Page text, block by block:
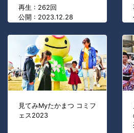
再生 : 262回
公開 : 2023.12.28
見てみMyたかまつ コミフ
ェス2023